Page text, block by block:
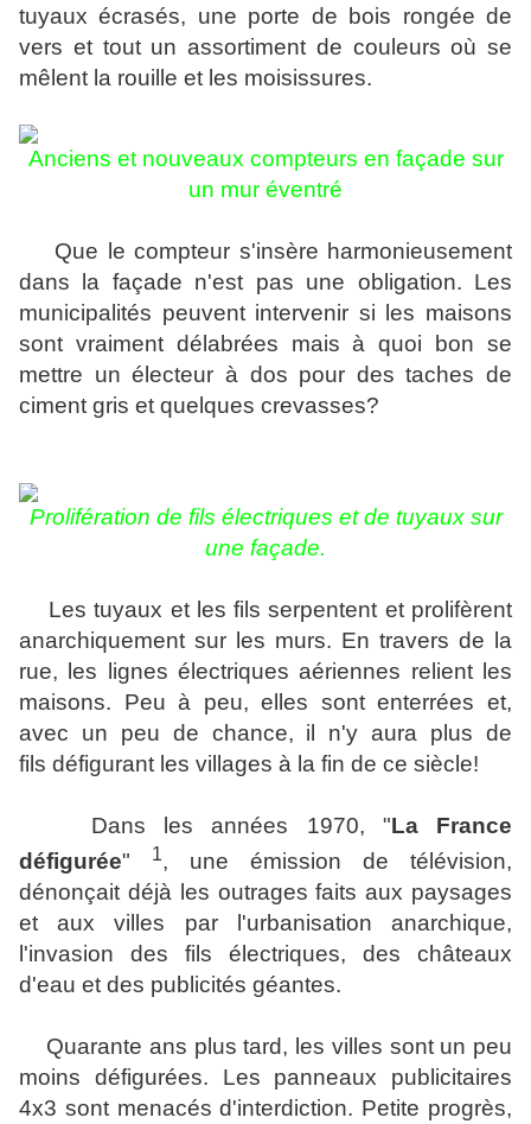
tuyaux écrasés, une porte de bois rongée de
vers et tout un assortiment de couleurs où se
mêlent la rouille et les moisissures.
Anciens et nouveaux compteurs en façade sur
un mur éventré
Que le compteur s'insère harmonieusement
dans la façade n'est pas une obligation. Les
municipalités peuvent intervenir si les maisons
sont vraiment délabrées mais à quoi bon se
mettre un électeur à dos pour des taches de
ciment gris et quelques crevasses?
Prolifération de fils électriques et de tuyaux sur
une façade.
Les tuyaux et les fils serpentent et prolifèrent
anarchiquement sur les murs. En travers de la
rue, les lignes électriques aériennes relient les
maisons. Peu à peu, elles sont enterrées et,
avec un peu de chance, il n'y aura plus de
fils défigurant les villages à la fin de ce siècle!
Dans les années 1970, "La France
défigurée" 1, une émission de télévision,
dénonçait déjà les outrages faits aux paysages
et aux villes par l'urbanisation anarchique,
l'invasion des fils électriques, des châteaux
d'eau et des publicités géantes.
Quarante ans plus tard, les villes sont un peu
moins défigurées. Les panneaux publicitaires
4x3 sont menacés d'interdiction. Petite progrès,